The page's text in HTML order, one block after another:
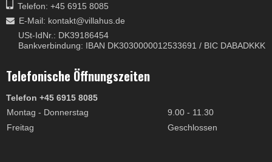
Telefon: +45 6915 8085
E-Mail: kontakt@villahus.de
USt-IdNr.: DK39186454
Bankverbindung: IBAN DK3030000012533691 / BIC DABADKKK
Telefonische Öffnungszeiten
Telefon +45 6915 8085
Montag - Donnerstag
9.00 - 11.30
Freitag
Geschlossen